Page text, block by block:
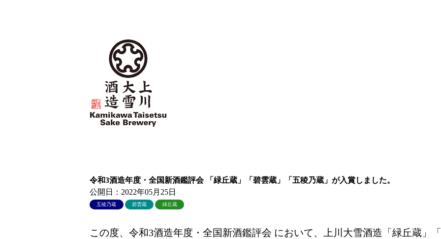
令和3酒造年度・全国新酒鑑評会 「緑丘蔵」「碧雲蔵」「五稜乃蔵」が入賞しました。
公開日：2022年05月25日
五稜乃蔵 碧雲蔵 緑丘蔵
この度、令和3酒造年度・全国新酒鑑評会 において、上川大雪酒造「緑丘蔵」